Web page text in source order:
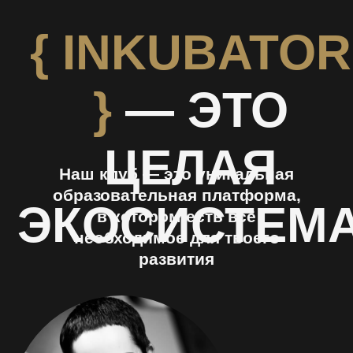
в таком комьюнити
ты достигнешь своих целей
{ INKubator } — это, своего рода,
бизнес-акселератор, где мастера
перманентного макияжа
обмениваются опытом
и помогают друг другу
{ INKubator }
ЕЛЕНА
НЕЧАЕВА